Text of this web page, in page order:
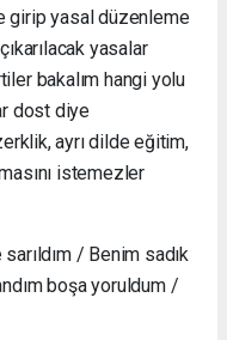
girip yasal düzenleme
yasalar
bakalım hangi yolu
dost diye
ayrı dilde eğitim,
istemezler
/ Benim sadık
boşa yoruldum /